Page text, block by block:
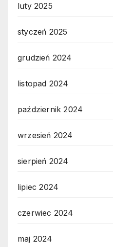
luty 2025
styczeń 2025
grudzień 2024
listopad 2024
październik 2024
wrzesień 2024
sierpień 2024
lipiec 2024
czerwiec 2024
maj 2024